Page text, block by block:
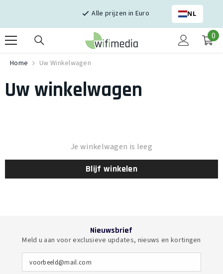
Alle prijzen in Euro NL
0
0
Home Uw Winkelwagen
Uw winkelwagen
Je winkelwagen is leeg
Blijf winkelen
Nieuwsbrief
Meld u aan voor exclusieve updates, nieuws en kortingen
voorbeeld@mail.com